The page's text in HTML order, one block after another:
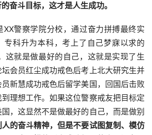
奋斗目标，这才是人生成功。
XX警察学院分校，通过奋力拼搏最终实
专科升为本科，考上了自己梦寐以求的
这就是做最好的自己，这就是实现了生
会员红尘成功戒色后考上北大研究生并
新慧成功戒色后留学美国，回国后击败
理想工作。如果这位警察戒友把目标定
，这显然不是做最好的自己，而是做别
的奋斗精神，但是不要试图复制、模仿